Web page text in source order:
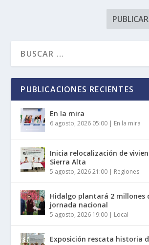
PUBLICACIONES RECIENTES
En la mira
6 agosto, 2026 05:00 | En la mira
Inicia relocalización de
Sierra Alta
5 agosto, 2026 21:00 | Regiones
Hidalgo plantará 2 millones
jornada nacional
5 agosto, 2026 19:00 | Local
Exposición rescata historia